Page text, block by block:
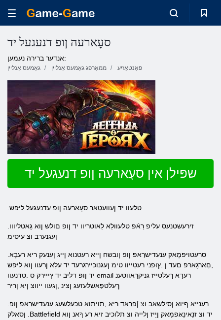
סעָארעה ןופ דנעגעל יד
אנדער ברירה נעמען:
גאַמעס אָנליין ממאָרפּג גאַמעס אָנליין פאַנטאַזיע
שפּילן אין סעָארעה ןופ דנעגעל יד
.טלעוו יד ןעוועטַאר סעָארעה ןופ עדנעגעל ליּפש
ןעגנערב וצ עיסימ
,םַארגָארּפ םעד ן .ץוּפני רעטַייוו טימ ןעגנוכיירגרעד יד עלַא ןרעוו ןוא ליּפש
יד ןופ דליב יד ץייירק ס .טדנעוו email רעדָא ךעלטייז גניקרָאווטענ
ךעלטפַאשלעזעג ןצינ ,ןגעוו ייווצ ןיא ןריר
:רענייא ףיוא ןסילשַאב וצ ןֿפרַאד ריא ,תויתוא טכעלשעג ענעדישרַאפ ןופ
ןסאלק .Battlefield יד וצ זנַאינַאּפמַאק ןַייז ןלייה וצ תלוכיב זיא רע ךָאנ ןוא